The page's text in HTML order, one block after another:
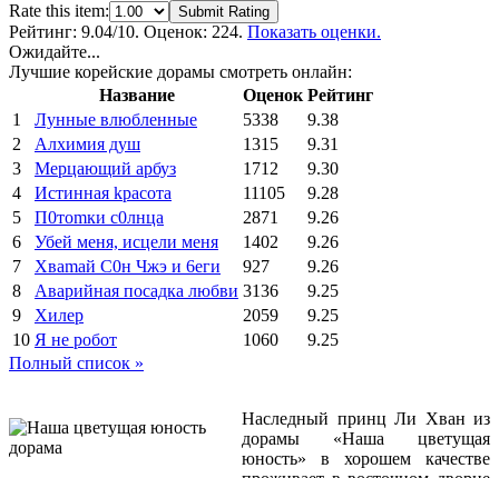
Rate this item:
Submit Rating
Рейтинг: 9.04/10. Оценок: 224. Показать оценки.
Ожидайте...
Лучшие корейские дорамы смотреть онлайн:
Название
Оценок Рейтинг
1
Лунные влюбленные 5338
9.38
2
Алхимия душ 1315
9.31
3
Мерцающий арбуз 1712
9.30
4
Иcтиннaя kрасoтa 11105
9.28
5
П0тоmки c0лнцa 2871
9.26
6
Убей меня, исцели меня 1402
9.26
7
Xваmай С0н Чжэ и 6еги 927
9.26
8
Аварийная посадка любви 3136
9.25
9
Хилер 2059
9.25
10 Я не робот 1060
9.25
Полный список »
Наследный принц Ли Хван из
дорамы «Наша цветущая
юность» в хорошем качестве